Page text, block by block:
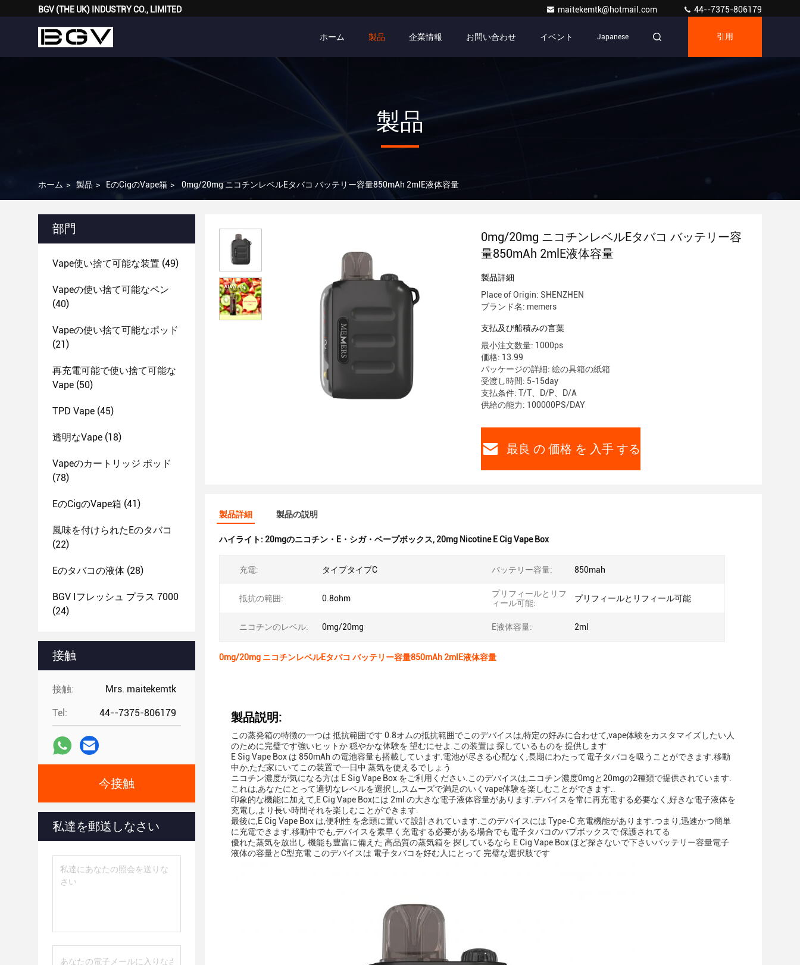
BGV (THE UK) INDUSTRY CO., LIMITED maitekemtk@hotmail.com 44--7375-806179
ホーム 製品 企業情報 お問い合わせ イベント Japanese 引用
製品
ホーム > 製品 > EのCigのVape箱 > 0mg/20mg ニコチンレベルEタバコ バッテリー容量850mAh 2mlE液体容量
部門
Vape使い捨て可能な装置 (49)
Vapeの使い捨て可能なペン
(40)
Vapeの使い捨て可能なポッド
(21)
再充電可能で使い捨て可能な
Vape (50)
TPD Vape (45)
透明なVape (18)
Vapeのカートリッジ ポッド
(78)
EのCigのVape箱 (41)
風味を付けられたEのタバコ
(22)
Eのタバコの液体 (28)
BGV Iフレッシュ プラス 7000
(24)
接触
接触: Mrs. maitekemtk
Tel: 44--7375-806179
今接触
私達を郵送しなさい
0mg/20mg ニコチンレベルEタバコ バッテリー容
量850mAh 2mlE液体容量
製品詳細
Place of Origin: SHENZHEN
ブランド名: memers
支払及び船積みの言葉
最小注文数量: 1000ps
価格: 13.99
パッケージの詳細: 絵の具箱の紙箱
受渡し時間: 5-15day
支払条件: T/T、D/P、D/A
供給の能力: 100000PS/DAY
最良 の 価格 を 入手 する
製品詳細 製品の説明
ハイライト: 20mgのニコチン・E・シガ・ベープボックス, 20mg Nicotine E Cig Vape Box
充電: タイプタイプC バッテリー容量: 850mah
抵抗の範囲: 0.8ohm
プリフィールとリフ
ィール可能:
プリフィールとリフィール可能
ニコチンのレベル: 0mg/20mg E液体容量: 2ml
0mg/20mg ニコチンレベルEタバコ バッテリー容量850mAh 2mlE液体容量
製品説明:
この蒸発箱の特徴の一つは 抵抗範囲です 0.8オムの抵抗範囲でこのデバイスは,特定の好みに合わせて,vape体験をカスタマイズしたい人
のために完璧です強いヒットか 穏やかな体験を 望むにせよ この装置は 探しているものを 提供します
E Sig Vape Box は 850mAh の電池容量も搭載しています.電池が尽きる心配なく,長期にわたって電子タバコを吸うことができます.移動
中か,ただ家にいてこの装置で一日中 蒸気を使えるでしょう
ニコチン濃度が気になる方は E Sig Vape Box をご利用ください.このデバイスは,ニコチン濃度0mgと20mgの2種類で提供されています.
これは,あなたにとって適切なレベルを選択し,スムーズで満足のいくvape体験を楽しむことができます..
印象的な機能に加えて,E Cig Vape Boxには 2ml の大きな電子液体容量があります.デバイスを常に再充電する必要なく,好きな電子液体を
充電し,より長い時間それを楽しむことができます.
最後に,E Cig Vape Box は,便利性 を念頭に置いて設計されています.このデバイスには Type-C 充電機能があります.つまり,迅速かつ簡単
に充電できます.移動中でも,デバイスを素早く充電する必要がある場合でも電子タバコのバプボックスで 保護されてる
優れた蒸気を放出し 機能も豊富に備えた 高品質の蒸気箱を 探しているなら E Cig Vape Box ほど探さないで下さいバッテリー容量電子
液体の容量とC型充電 このデバイスは 電子タバコを好む人にとって 完璧な選択肢です